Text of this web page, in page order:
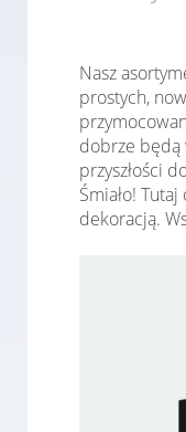
Nasz
prostych,
dobrze będą
przyszłości
Śmiało!
dekoracją.